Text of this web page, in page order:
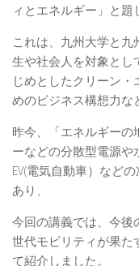
ィとエネルギー」と題
これは、九州大学と九
生や社会人を対象とし
じめとしたクリーン
めのビジネス構想力な
昨今、「エネルギー
ーなどの分散型電源や
EV(電気自動車）など
あり、
今回の講義では、今後
世代モビリティが果た
て紹介しました。